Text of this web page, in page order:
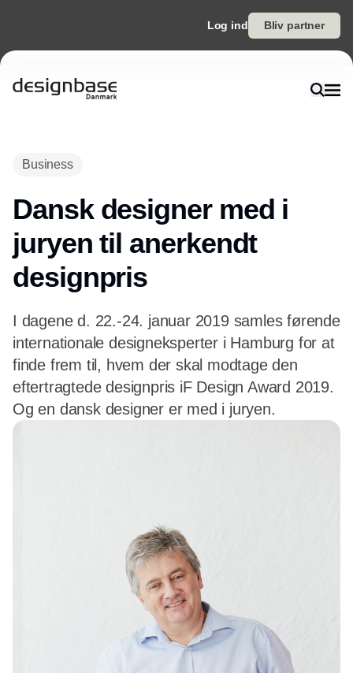
Log ind Bliv partner
Business
Dansk designer med i
juryen til anerkendt
designpris
I dagene d. 22.-24. januar 2019 samles førende
internationale designeksperter i Hamburg for at
finde frem til, hvem der skal modtage den
eftertragtede designpris iF Design Award 2019.
Og en dansk designer er med i juryen.